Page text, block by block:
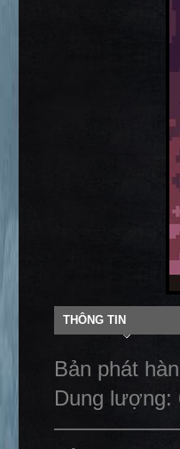
THÔNG TIN
Bản phát
Dung lượng: